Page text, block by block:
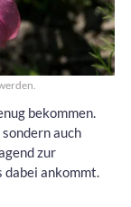
bekommen.
auch
zur
ankommt.